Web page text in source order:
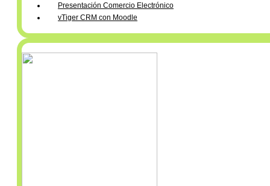
Presentación Comercio Electrónico
vTiger CRM con Moodle